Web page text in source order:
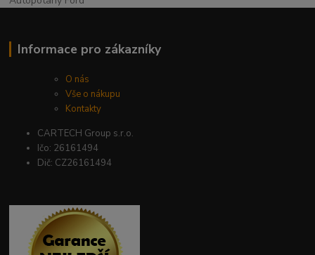
Informace pro zákazníky
O nás
Vše o nákupu
Kontakty
CARTECH Group s.r.o.
Ičo: 26161494
Dič: CZ26161494